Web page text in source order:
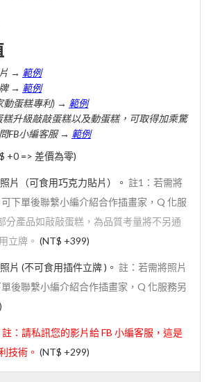
→ 範例
→ 範例
動蛋糕專利) → 範例
糕升級敲敲蛋糕以及動蛋糕，可取得加乘驚
FB小編客服 → 範例
+0 => 差價為零)
片（可食用巧克力貼片）。 註1：若需將
下單後聯繫小編介紹合作插畫家，Q 化服
分產品如敲敲蛋糕，為品質考量將不另通
立牌。 (NT$ +399)
片 (不可食用插件立牌 )。 註：若需將照片
後聯繫小編介紹合作插畫家，Q 化服務另
)
註：請私訊您的影片給 FB 小編客服，這是
技術。 (NT$ +299)